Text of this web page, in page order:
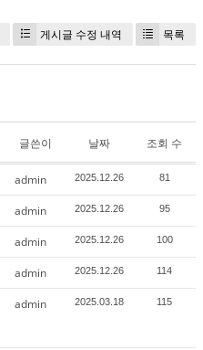
게시글 수정 내역 목록
글쓴이 날짜 조회 수
admin 2025.12.26 81
admin 2025.12.26 95
admin 2025.12.26 100
admin 2025.12.26 114
admin 2025.03.18 115